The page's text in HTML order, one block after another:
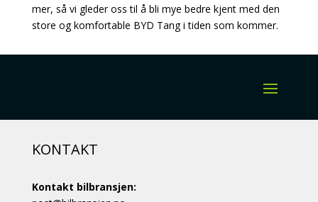
mer, så vi gleder oss til å bli mye bedre kjent med den
store og komfortable BYD Tang i tiden som kommer.
KONTAKT
Kontakt bilbransjen: